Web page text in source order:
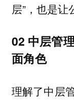
层”，也是让
02 中层管
面角色
理解了中层